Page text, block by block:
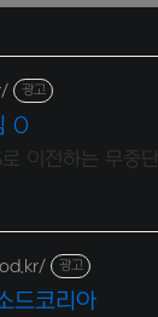
광고
0
이전하는 무중
광고
드코리아